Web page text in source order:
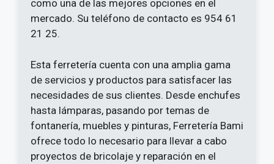
como una de las mejores opciones en el
mercado. Su teléfono de contacto es 954 61
21 25.
Esta ferretería cuenta con una amplia gama
de servicios y productos para satisfacer las
necesidades de sus clientes. Desde enchufes
hasta lámparas, pasando por temas de
fontanería, muebles y pinturas, Ferretería Bami
ofrece todo lo necesario para llevar a cabo
proyectos de bricolaje y reparación en el